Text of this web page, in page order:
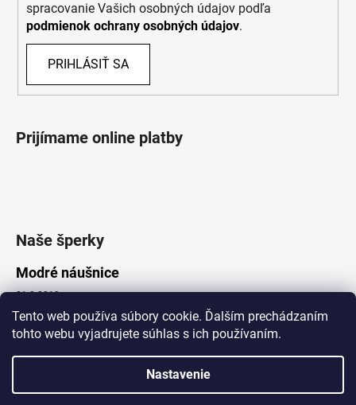
Tento web používa súbory cookie. Ďalším prechádzaním
tohto webu vyjadrujete súhlas s ich používaním.
Nastavenie
spracovanie Vašich osobných údajov podľa
podmienok ochrany osobných údajov.
PRIHLÁSIŤ SA
Prijímame online platby
Naše šperky
Modré náušnice
21.8.2019
Vytvoril Shoptet
Lotka.sk. Všetky práva vyhradené.
Upraviť nastavenie cookies